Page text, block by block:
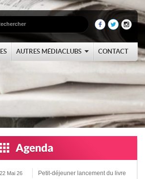
AUTRES MÉDIACLUBS CONTACT
22 Mai 26
Petit-déjeuner lancement du livre